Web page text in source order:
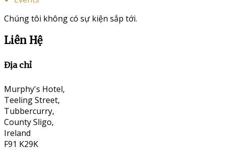
Chúng tôi không có sự kiện sắp tới.
Liên Hệ
Địa chỉ
Murphy's Hotel,
Teeling Street,
Tubbercurry,
County Sligo,
Ireland
F91 K29K